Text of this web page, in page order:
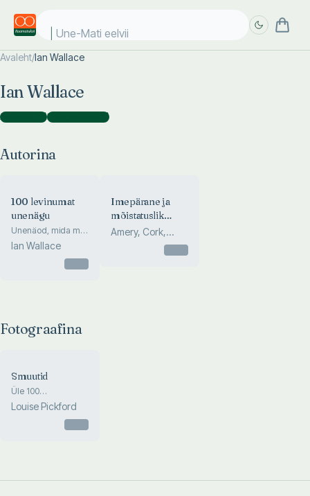
Une-Mati eelviima
Avaleht/Ian Wallace
Ian Wallace
Autorina )Fotograafina )
Autorina
100 levinumat
unenägu
Unenäod, mida me
kõik näeme, ja
nende tähendus
Ian Wallace
Imepärane ja
mõistatuslik
loodus
Amery, Cork,
Goaman, Hume,
McKerchar,...
Fotograafina
Smuutid
Üle 100
suurepärase
segujoogi
Louise Pickford